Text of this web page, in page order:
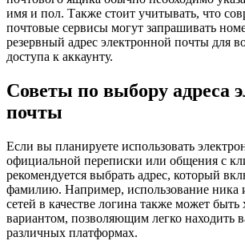
имя и пол. Также стоит учитывать, что
почтовые сервисы могут запрашивать
резервный адрес электронной почты для
доступа к аккаунту.
Советы по выбору адреса
почты
Если вы планируете использовать
официальной переписки или общения с
рекомендуется выбрать адрес, который
фамилию. Например, использование ника
сетей в качестве логина также может
вариантом, позволяющим легко находить
различных платформах.